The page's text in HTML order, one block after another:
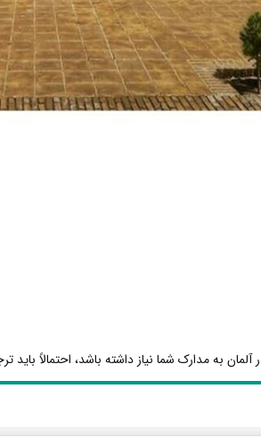
به مدارک شما نیاز داشته باشد، احتمالاً باید